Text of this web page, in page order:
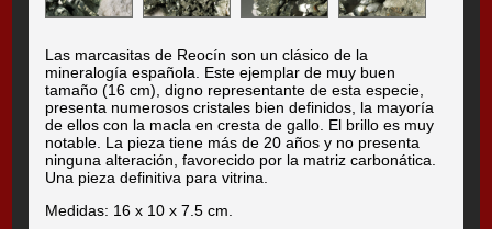
Las marcasitas de Reocín son un clásico de la
mineralogía española. Este ejemplar de muy buen
tamaño (16 cm), digno representante de esta especie,
presenta numerosos cristales bien definidos, la mayoría
de ellos con la macla en cresta de gallo. El brillo es muy
notable. La pieza tiene más de 20 años y no presenta
ninguna alteración, favorecido por la matriz carbonática.
Una pieza definitiva para vitrina.
Medidas: 16 x 10 x 7.5 cm.